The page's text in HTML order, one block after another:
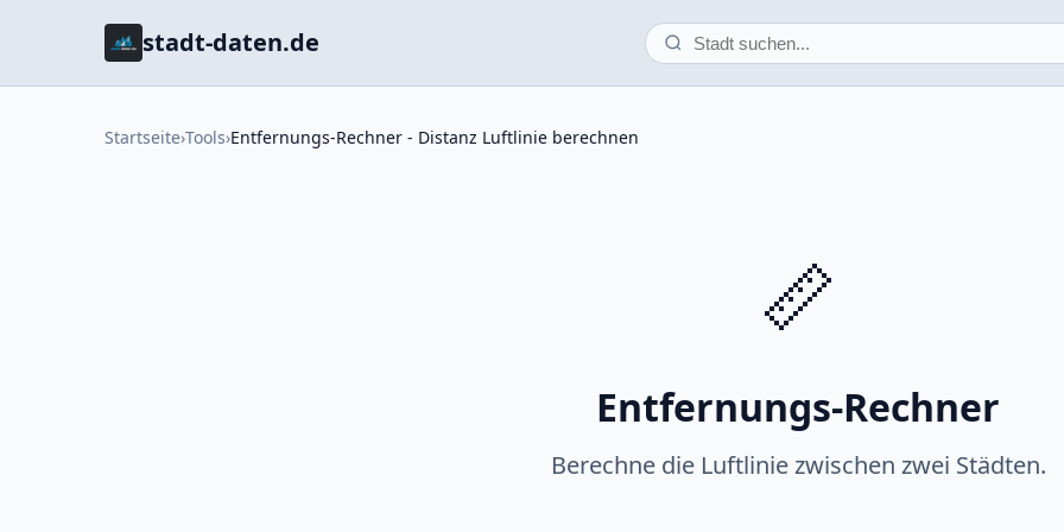
stadt-daten.de
Startseite›Tools›Entfernungs-Rechner - Distanz Luftlinie berechnen
📏
Entfernungs-Rechner
Berechne die Luftlinie zwischen zwei Städten.